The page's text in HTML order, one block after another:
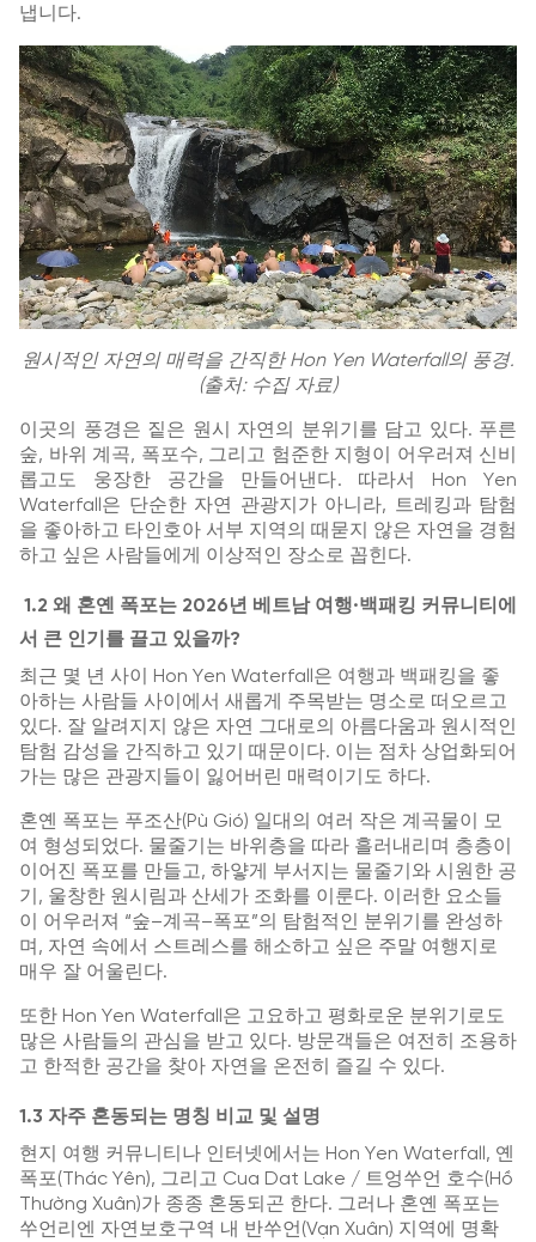
냅니다.
원시적인 자연의 매력을 간직한 Hon Yen Waterfall의 풍경.
(출처: 수집 자료)
이곳의 풍경은 짙은 원시 자연의 분위기를 담고 있다. 푸른
숲, 바위 계곡, 폭포수, 그리고 험준한 지형이 어우러져 신비
롭고도 웅장한 공간을 만들어낸다. 따라서
Hon Yen
Waterfall 은 단순한 자연 관광지가 아니라, 트레킹과 탐험
을 좋아하고 타인호아 서부 지역의 때묻지 않은 자연을 경험
하고 싶은 사람들에게 이상적인 장소로 꼽힌다.
1.2 왜 혼옌 폭포는 2026년 베트남 여행·백패킹 커뮤니티에
서 큰 인기를 끌고 있을까?
최근 몇 년 사이
Hon Yen Waterfall 은 여행과 백패킹을 좋
아하는 사람들 사이에서 새롭게 주목받는 명소로 떠오르고
있다. 잘 알려지지 않은 자연 그대로의 아름다움과 원시적인
탐험 감성을 간직하고 있기 때문이다. 이는 점차 상업화되어
가는 많은 관광지들이 잃어버린 매력이기도 하다.
혼옌 폭포는 푸조산(Pù Gió) 일대의 여러 작은 계곡물이 모
여 형성되었다. 물줄기는 바위층을 따라 흘러내리며 층층이
이어진 폭포를 만들고, 하얗게 부서지는 물줄기와 시원한 공
기, 울창한 원시림과 산세가 조화를 이룬다. 이러한 요소들
이 어우러져 “숲–계곡–폭포”의 탐험적인 분위기를 완성하
며, 자연 속에서 스트레스를 해소하고 싶은 주말 여행지로
매우 잘 어울린다.
또한 Hon Yen Waterfall 은 고요하고 평화로운 분위기로도
많은 사람들의 관심을 받고 있다. 방문객들은 여전히 조용하
고 한적한 공간을 찾아 자연을 온전히 즐길 수 있다.
1.3 자주 혼동되는 명칭 비교 및 설명
현지 여행 커뮤니티나 인터넷에서는 Hon Yen Waterfall , 옌
폭포(Thác Yên), 그리고 Cua Dat Lake / 트엉쑤언 호수(Hồ
Thường Xuân)가 종종 혼동되곤 한다. 그러나 혼옌 폭포는
쑤언리엔 자연보호구역 내 반쑤언(Vạn Xuân) 지역에 명확